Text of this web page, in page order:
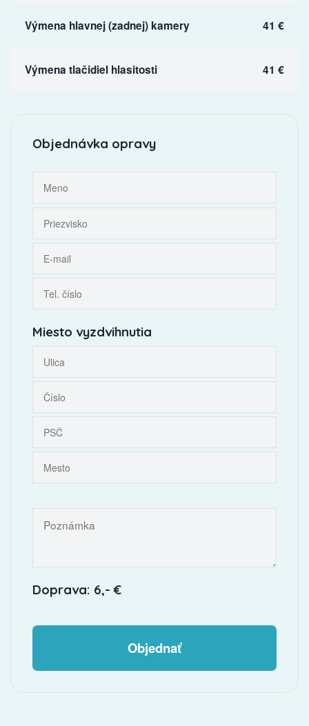
Výmena hlavnej (zadnej) kamery 41 €
Výmena tlačidiel hlasitosti 41 €
Objednávka opravy
Miesto vyzdvihnutia
Doprava: 6,- €
Objednať